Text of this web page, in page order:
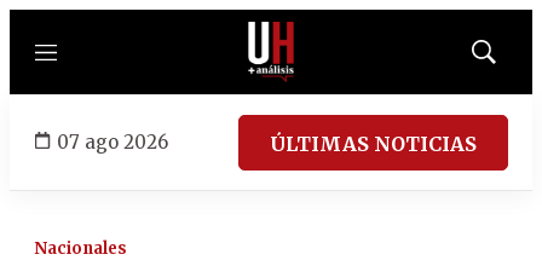
Menú
Mostrar
07 ago 2026 ÚLTIMAS NOTICIAS
Nacionales